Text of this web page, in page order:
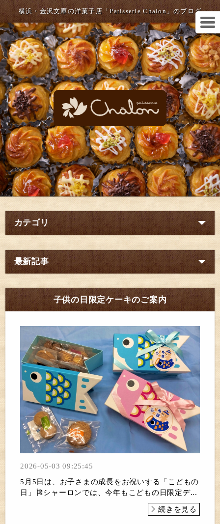
横浜・金沢文庫の洋菓子店「Patisserie Chalon」のブログ
カテゴリ
最新記事
子供の日限定ケーキのご案内
2026-05-03 09:25:45
5月5日は、お子さまの成長をお祝いする「こどもの
日」🎏シャーロンでは、今年もこどもの日限定デ...
続きを見る